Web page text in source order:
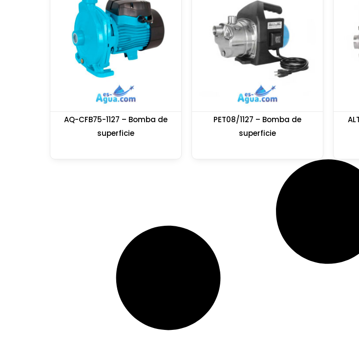
AQ-CFB75-1127 – Bomba de
superficie
PET08/1127 – Bomba de
superficie